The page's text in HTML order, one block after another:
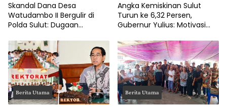
Skandal Dana Desa
Watudambo II Bergulir di
Polda Sulut: Dugaan
Hingga Jalan Tani Rp214
Juta
Angka Kemiskinan Sulut
Turun ke 6,32 Persen,
Gubernur Yulius: Motivasi
Berita Utama Berita Utama